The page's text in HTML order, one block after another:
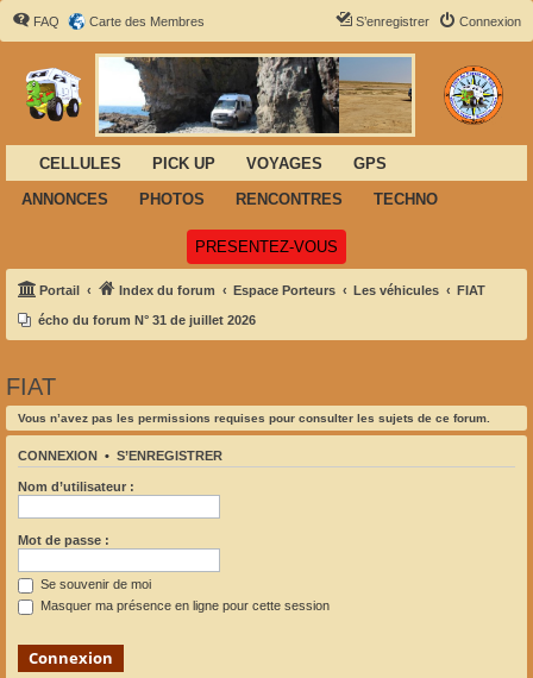
FAQ Carte des Membres Connexion
S’enregistrer
CELLULES PICK UP VOYAGES
GPS
ANNONCES
PHOTOS RENCONTRES TECHNO
PRESENTEZ-VOUS
Portail Index du forum Espace Porteurs Les véhicules FIAT
écho du forum N° 31 de juillet 2026
FIAT
Vous n’avez pas les permissions requises pour consulter les sujets de ce forum.
CONNEXION • S’ENREGISTRER
Nom d’utilisateur :
Mot de passe :
Se souvenir de moi
Masquer ma présence en ligne pour cette session